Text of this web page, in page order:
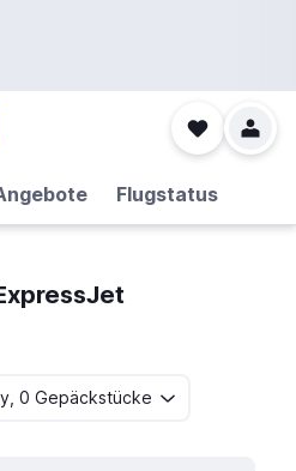
Flugstatus
0 Gepäckstücke